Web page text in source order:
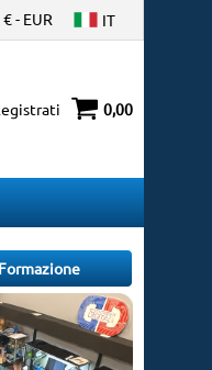
€ - EUR IT
0,00